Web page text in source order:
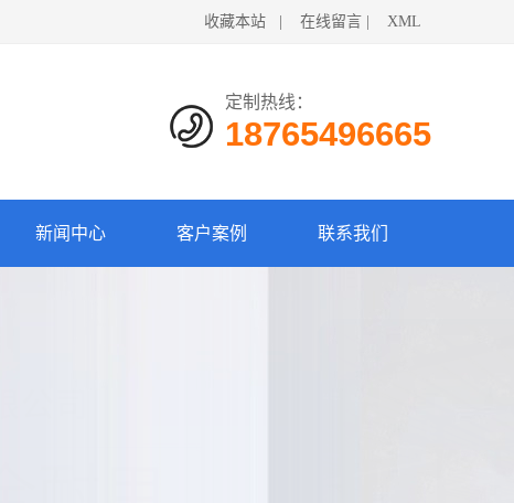
收藏本站 在线留言 XML
定制热线：
18765496665
新闻中心 客户案例 联系我们